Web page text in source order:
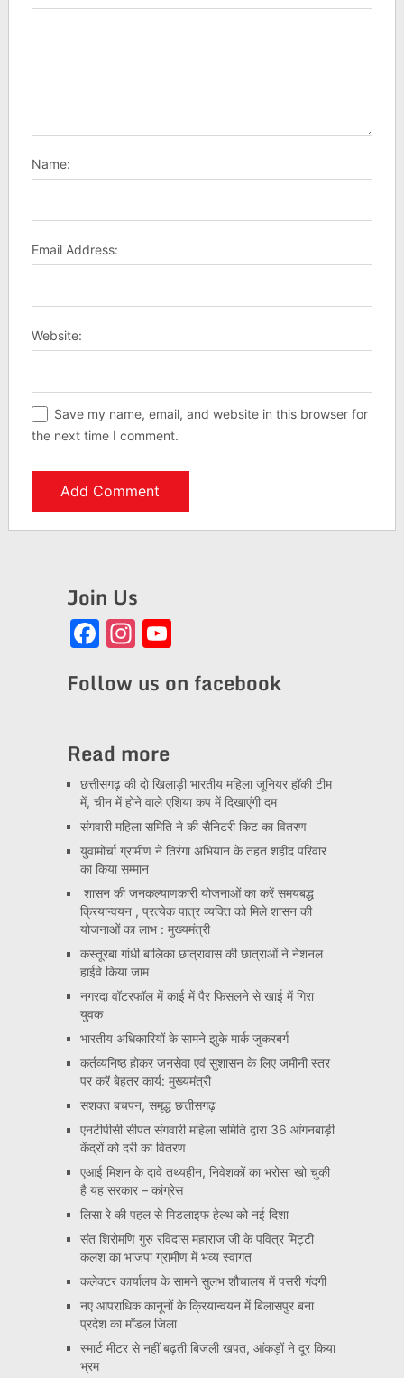
Name:
Email Address:
Website:
Save my name, email, and website in this browser for
the next time I comment.
Join Us
Facebook
Instagram
YouTube
Follow us on facebook
Read more
छत्तीसगढ़ की दो खिलाड़ी भारतीय महिला जूनियर हॉकी टीम
में, चीन में होने वाले एशिया कप में दिखाएंगी दम
संगवारी महिला समिति ने की सैनिटरी किट का वितरण
युवामोर्चा ग्रामीण ने तिरंगा अभियान के तहत शहीद परिवार
का किया सम्मान
शासन की जनकल्याणकारी योजनाओं का करें समयबद्ध
क्रियान्वयन , प्रत्येक पात्र व्यक्ति को मिले शासन की
योजनाओं का लाभ : मुख्यमंत्री
कस्तूरबा गांधी बालिका छात्रावास की छात्राओं ने नेशनल
हाईवे किया जाम
नगरदा वॉटरफॉल में काई में पैर फिसलने से खाई में गिरा
युवक
भारतीय अधिकारियों के सामने झुके मार्क जुकरबर्ग
कर्तव्यनिष्ठ होकर जनसेवा एवं सुशासन के लिए जमीनी स्तर
पर करें बेहतर कार्य: मुख्यमंत्री
सशक्त बचपन, समृद्ध छत्तीसगढ़
एनटीपीसी सीपत संगवारी महिला समिति द्वारा 36 आंगनबाड़ी
केंद्रों को दरी का वितरण
एआई मिशन के दावे तथ्यहीन, निवेशकों का भरोसा खो चुकी
है यह सरकार – कांग्रेस
लिसा रे की पहल से मिडलाइफ हेल्थ को नई दिशा
संत शिरोमणि गुरु रविदास महाराज जी के पवित्र मिट्टी
कलश का भाजपा ग्रामीण में भव्य स्वागत
कलेक्टर कार्यालय के सामने सुलभ शौचालय में पसरी गंदगी
नए आपराधिक कानूनों के क्रियान्वयन में बिलासपुर बना
प्रदेश का मॉडल जिला
स्मार्ट मीटर से नहीं बढ़ती बिजली खपत, आंकड़ों ने दूर किया
भ्रम